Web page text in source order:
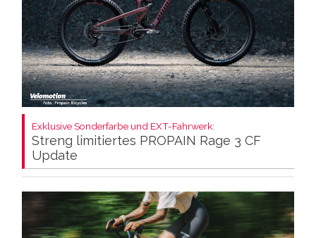
Exklusive Sonderfarbe und EXT-Fahrwerk:
Streng limitiertes PROPAIN Rage 3 CF
Update